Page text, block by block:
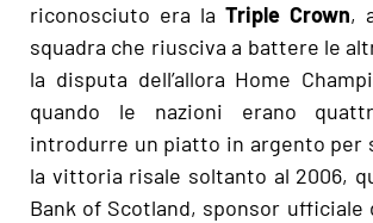
riconosciuto era la Triple Crown,
squadra che riusciva a battere le
la disputa dell’allora Home
quando le nazioni erano
introdurre un piatto in argento per
la vittoria risale soltanto al 2006,
Bank of Scotland, sponsor ufficiale